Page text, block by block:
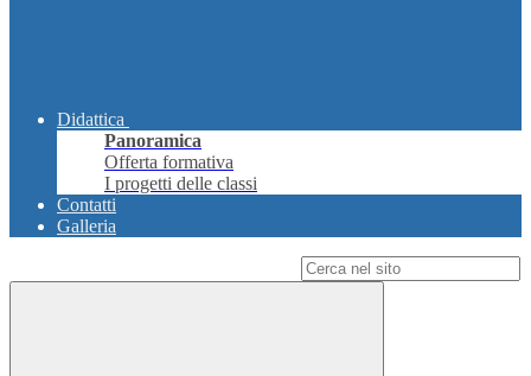
Didattica
Panoramica
Offerta formativa
I progetti delle classi
Contatti
Galleria